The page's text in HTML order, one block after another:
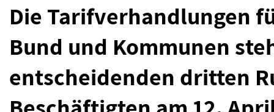
Die Tarifverhandlungen
Bund und Kommunen
entscheidenden dritten